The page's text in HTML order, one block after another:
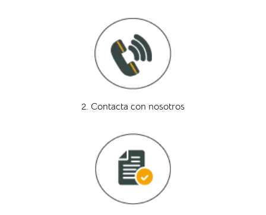
2. Contacta con nosotros